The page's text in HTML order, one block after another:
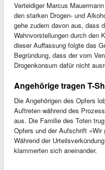
Verteidiger Marcus
den starken Drogen- und
gehe zudem davon aus, dass
Wahnvorstellungen durch den
dieser Auffassung folgte das
Begründung, dass der vom
Drogenkonsum dafür nicht
Angehörige tragen T-
Die Angehörigen des Opfers
Auftreten während des
aus. Die Familie des Toten
Opfers und der Aufschrift
Während der
klammerten sich aneinander.